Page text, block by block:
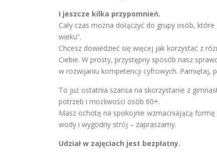
I jeszcze kilka przypomnień.
Cały czas można dołączyć do grupy osób,
wieku”.
Chcesz dowiedzieć się więcej jak korzystać z
Ciebie. W prosty, przystępny sposób nasz
w rozwijaniu kompetencji cyfrowych. Pamiętaj,
To już ostatnia szansa na skorzystanie z
potrzeb i możliwości osób 60+.
Masz ochotę na spokojnie wzmacniającą
wody i wygodny strój – zapraszamy.
Udział w zajęciach jest bezpłatny.